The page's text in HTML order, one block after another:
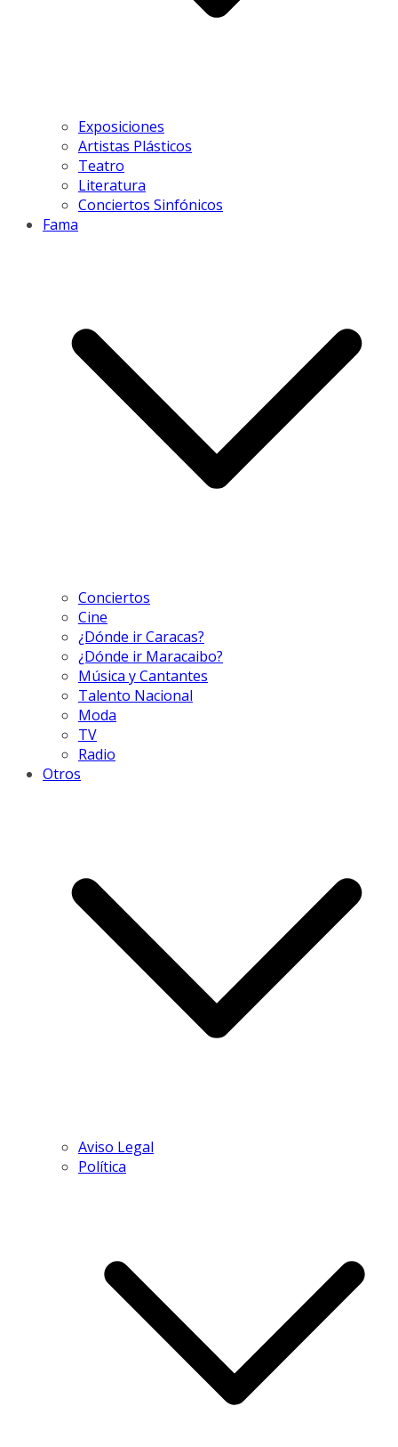
Exposiciones
Artistas Plásticos
Teatro
Literatura
Conciertos Sinfónicos
Fama
Conciertos
Cine
¿Dónde ir Caracas?
¿Dónde ir Maracaibo?
Música y Cantantes
Talento Nacional
Moda
TV
Radio
Otros
Aviso Legal
Política